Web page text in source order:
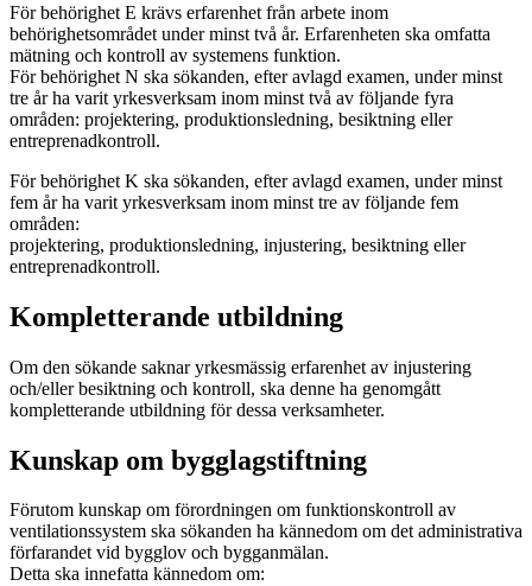
För behörighet E krävs erfarenhet från arbete inom
behörighetsområdet under minst två år. Erfarenheten ska omfatta
mätning och kontroll av systemens funktion.
För behörighet N ska sökanden, efter avlagd examen, under minst
tre år ha varit yrkesverksam inom minst två av följande fyra
områden: projektering, produktionsledning, besiktning eller
entreprenadkontroll.
För behörighet K ska sökanden, efter avlagd examen, under minst
fem år ha varit yrkesverksam inom minst tre av följande fem
områden:
projektering, produktionsledning, injustering, besiktning eller
entreprenadkontroll.
Kompletterande utbildning
Om den sökande saknar yrkesmässig erfarenhet av injustering
och/eller besiktning och kontroll, ska denne ha genomgått
kompletterande utbildning för dessa verksamheter.
Kunskap om bygglagstiftning
Förutom kunskap om förordningen om funktionskontroll av
ventilationssystem ska sökanden ha kännedom om det administrativa
förfarandet vid bygglov och bygganmälan.
Detta ska innefatta kännedom om: